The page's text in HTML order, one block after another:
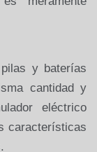
y baterías
cantidad y
eléctrico
características